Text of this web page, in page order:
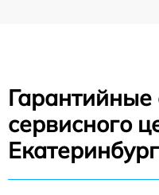
Гарантийные
сервисного